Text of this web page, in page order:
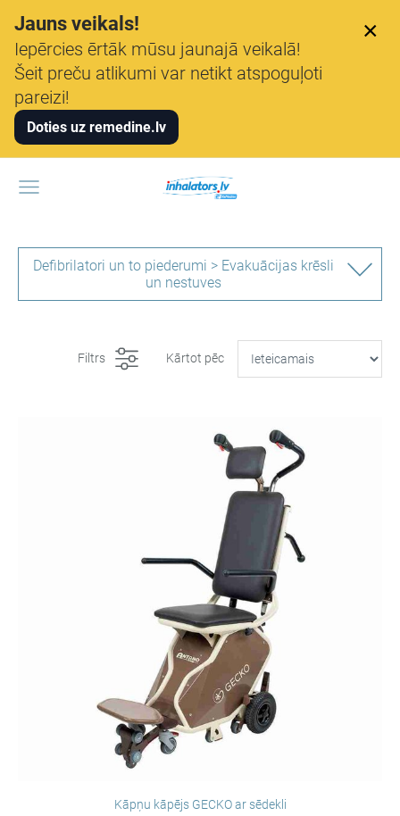
Jauns veikals!
Iepērcies ērtāk mūsu jaunajā veikalā!
Šeit preču atlikumi var netikt atspoguļoti
pareizi!
Doties uz remedine.lv
×
Defibrilatori un to piederumi > Evakuācijas krēsli
un nestuves
Filtrs Kārtot pēc
Kāpņu kāpējs GECKO ar sēdekli